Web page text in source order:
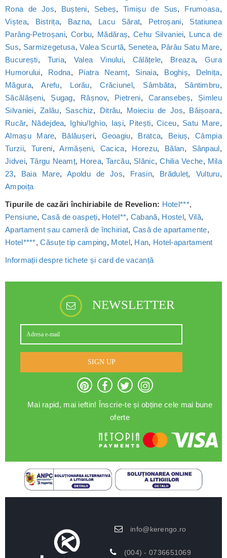
Rona de Jos, Bușteni, Sebeș, Timișu de Sus, Frumoasa,
Viștea, Bistrița, Bazna, Lacu Sărat, Petroșani, Statiunea
Parâng-Petroșani, Corbu, Mădăraș, Cehu Silvaniei, Lunca de
Sus, Sarmizegetusa,Valea Scurtă, Senetea, Pârâu Satu Mare,
București, Turia, Valea Vinului, Călățele, Breaza, Gura
Humorului, Rodna, Piatra Neamț, Sinaia, Boghiș, Delnița,
Măgura,Arefu, Lorău,Crăciunel, Sâmbăta, Sântimbru,
Săcălășeni, Șugag, Râșnov, Pietreni, Caransebeș, Șimleu
Silvaniei,Zalău, Saschiz, Ditrău, Moieciu de Jos, Băișoara,
Rucăr, Nădejdea, Ighiu/Ighìo, Iași, Pitești,Ciceu, Satu Mare,
Almașu Mare, Bălăușeri, Geoagiu, Bratca, Beiuș,Câmpia
Turzii, Tureni,Armășeni, Cacica, Horezu, Bălan, Sânpaul,
Jidvei,Târgu Neamț, Horea,Tarcău, Slănic,Chilia Veche, Mila
23, Baia Mare,Apoldu de Jos, Frasin, Brăduleț, Vulturu,
Ampoița
Tipurile de cazări închiriabile de Revelion: Hotel***,
Pensiune,Casă de oaspeți, Hotel**, Cabană, Hostel, Vilă,
Apartament sau cameră de închiriat, Casă de apartamente,
Hotel****,Căsuțe tip camping, Motel, Han, Hotel-apartament
Informații despre tichete și card de vacanță
NEWSLETTER
SIGN UP
Mai rapid, mai ieftin! Înscrie-te și obține cele mai bune
oferte
info@kerengo.ro
(004) - 0736651069